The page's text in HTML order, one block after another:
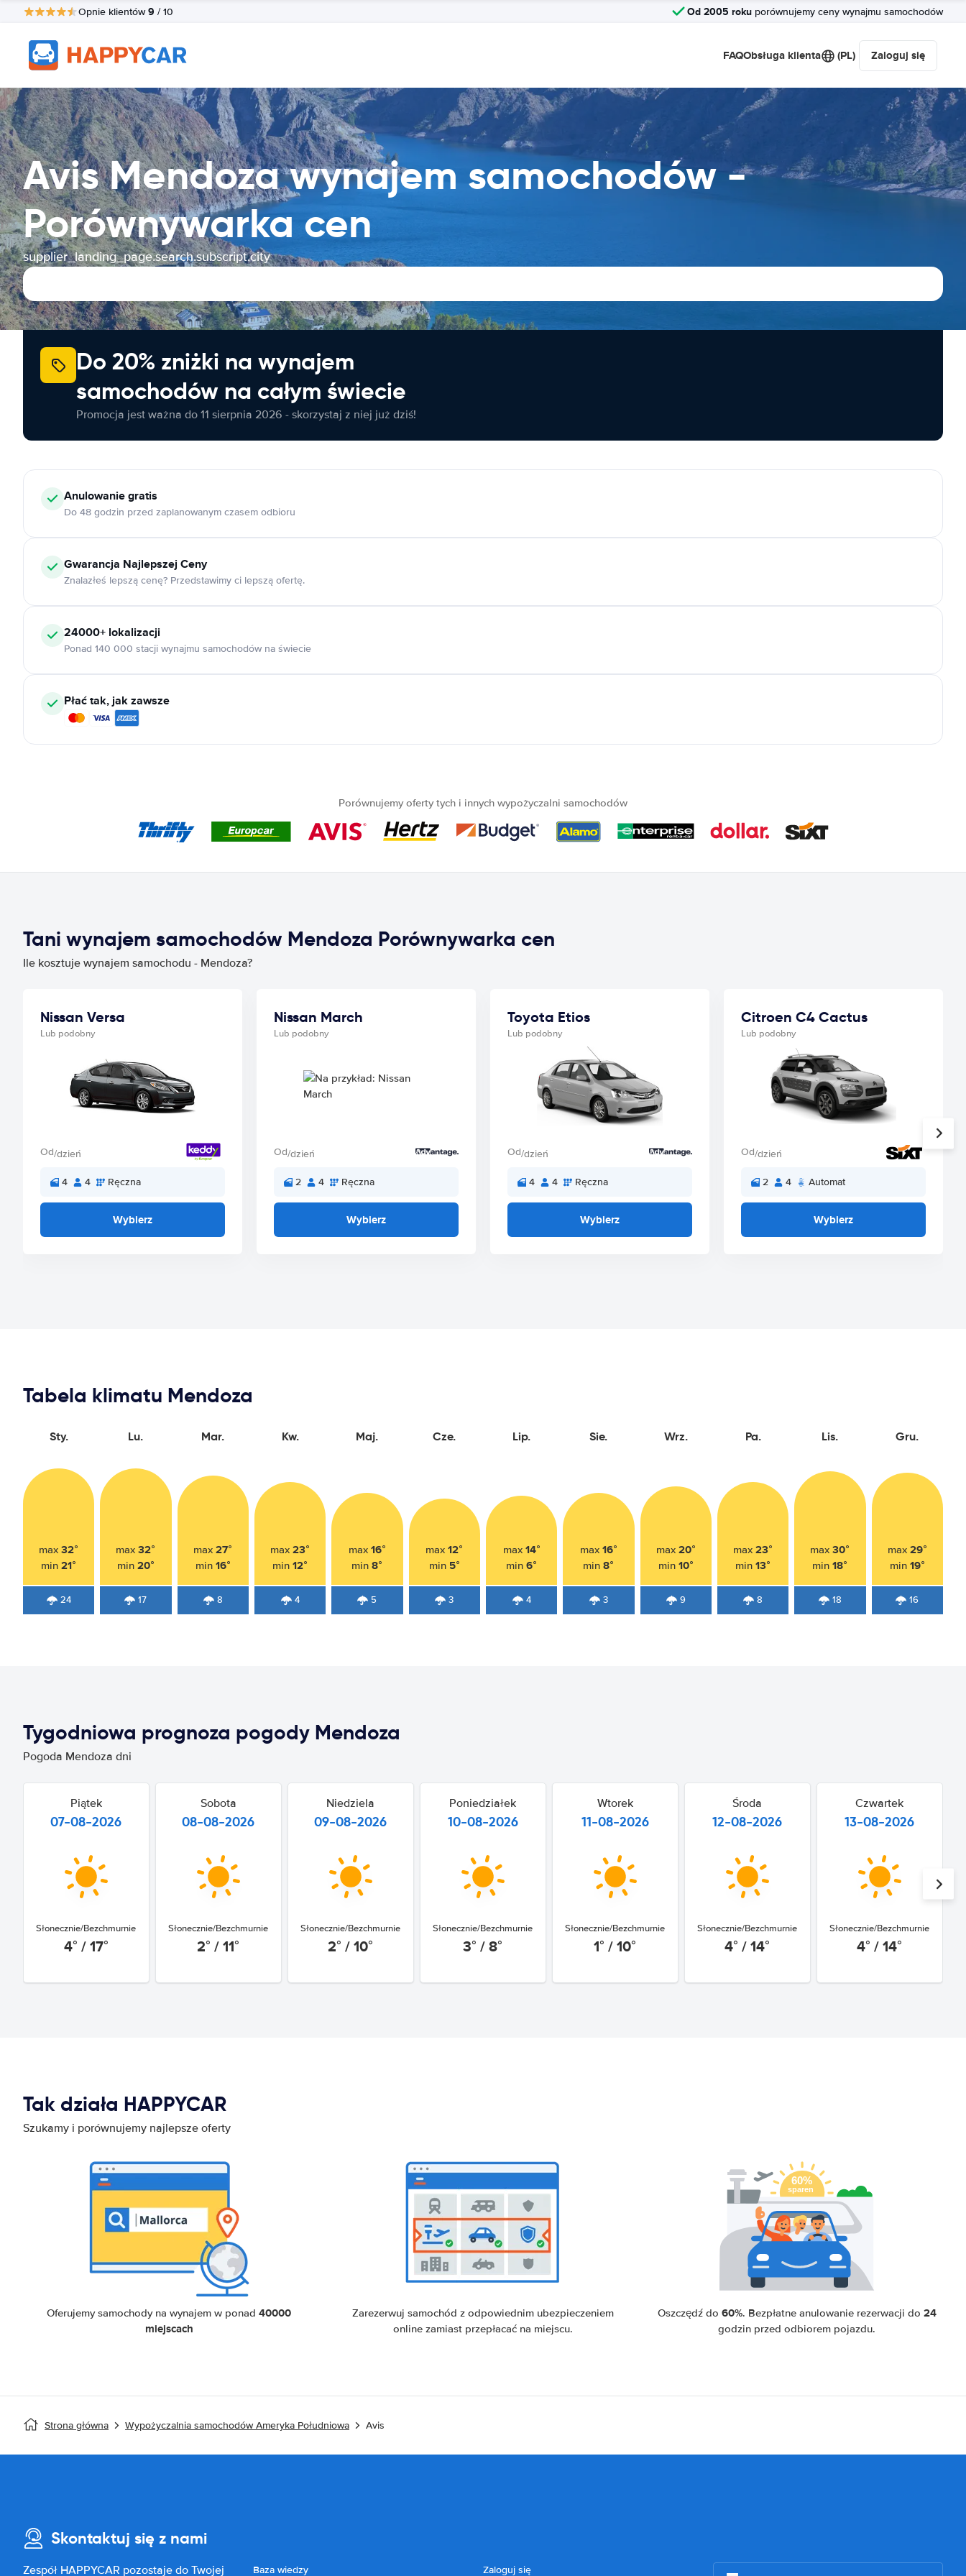
Opnie klientów9 / 10 Od 2005 roku porównujemy ceny wynajmu samochodów
FAQObsługa klienta (PL) Zaloguj się
Avis Mendoza wynajem samochodów -
Porównywarka cen
supplier_landing_page.search.subscript.city
Do 20% zniżki na wynajem
samochodów na całym świecie
Promocja jest ważna do 11 sierpnia 2026 - skorzystaj z niej już dziś!
Anulowaniegratis
Do 48 godzin przed zaplanowanym czasem odbioru
Gwarancja Najlepszej Ceny
Znalazłeś lepszą cenę? Przedstawimy ci lepszą ofertę.
24000+ lokalizacji
Ponad 140 000 stacji wynajmu samochodów na świecie
Płać tak, jak zawsze
Porównujemy oferty tych i innych wypożyczalni samochodów
Tani wynajem samochodów Mendoza Porównywarka cen
Ile kosztuje wynajem samochodu - Mendoza?
Nissan Versa
Lub podobny
Od/dzień
4 4 Ręczna
Wybierz
Nissan March
Lub podobny
Od/dzień
2 4 Ręczna
Wybierz
Toyota Etios
Lub podobny
Od/dzień
4 4 Ręczna
Wybierz
Citroen C4 Cactus
Lub podobny
Od/dzień
2 4 Automat
Wybierz
Tabela klimatu Mendoza
Sty.
max32°
min21°
24
Lu.
max32°
min 20°
17
Mar.
max27°
min 16°
8
Kw.
max23°
min12°
4
Maj.
max 16°
min8°
5
Cze.
max12°
min 5°
3
Lip.
max 14°
min6°
4
Sie.
max 16°
min8°
3
Wrz.
max 20°
min 10°
9
Pa.
max23°
min13°
8
Lis.
max30°
min18°
18
Gru.
max 29°
min 19°
16
Tygodniowa prognoza pogody Mendoza
Pogoda Mendoza dni
Piątek
07-08-2026
Słonecznie/Bezchmurnie
4° / 17°
Sobota
08-08-2026
Słonecznie/Bezchmurnie
2° / 11°
Niedziela
09-08-2026
Słonecznie/Bezchmurnie
2° / 10°
Poniedziałek
10-08-2026
Słonecznie/Bezchmurnie
3° / 8°
Wtorek
11-08-2026
Słonecznie/Bezchmurnie
1° / 10°
Środa
12-08-2026
Słonecznie/Bezchmurnie
4° / 14°
Czwartek
13-08-2026
Słonecznie/Bezchmurnie
4° / 14°
Tak działa HAPPYCAR
Szukamy i porównujemy najlepsze oferty
Oferujemy samochody na wynajem w ponad40000
miejscach
Zarezerwuj samochód z odpowiednim ubezpieczeniem
online zamiast przepłacać na miejscu.
Oszczędź do 60%. Bezpłatne anulowanie rezerwacji do 24
godzin przed odbiorem pojazdu.
Strona główna Wypożyczalnia samochodów Ameryka Południowa Avis
Skontaktuj się z nami
Zespół HAPPYCAR pozostaje do Twojej Baza wiedzy Zaloguj się